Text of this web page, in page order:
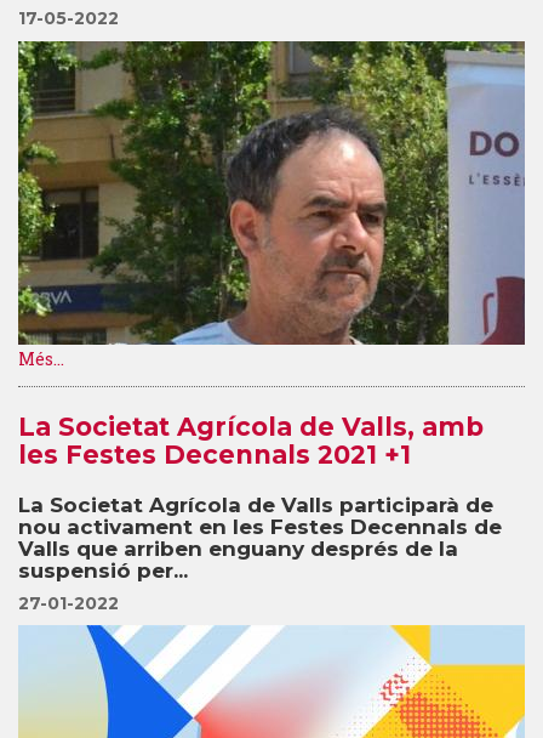
17-05-2022
Més...
La Societat Agrícola de Valls, amb
les Festes Decennals 2021 +1
La Societat Agrícola de Valls participarà de
nou activament en les Festes Decennals de
Valls que arriben enguany després de la
suspensió per...
27-01-2022